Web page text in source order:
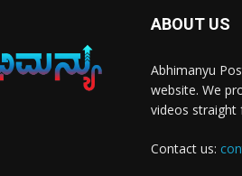
ABOUT US
Abhimanyu
website. We
videos straight
Contact us: